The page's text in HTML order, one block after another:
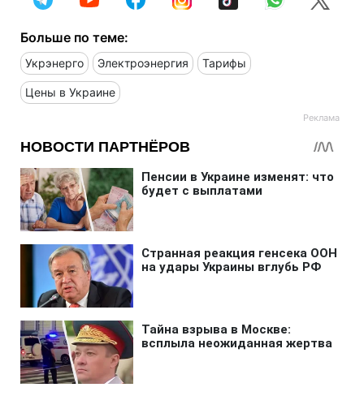
Больше по теме:
Укрэнерго Электроэнергия Тарифы
Цены в Украине